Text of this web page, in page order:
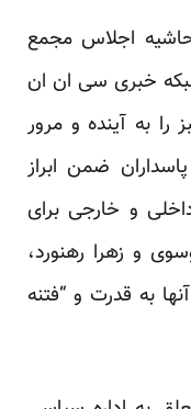
اجلاس مجمع
خبری سی ان ان
به آینده و مرور
ضمن ابراز
و خارجی برای
و زهرا رهنورد،
به قدرت و “فتنه